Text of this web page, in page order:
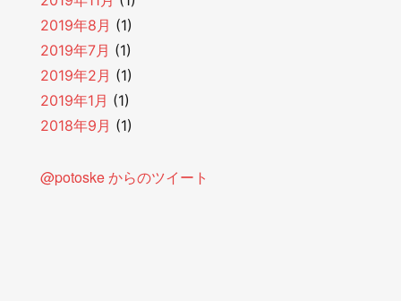
2019年8月 (1)
2019年7月 (1)
2019年2月 (1)
2019年1月 (1)
2018年9月 (1)
@potoske からのツイート